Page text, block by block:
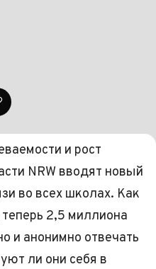
и рост
NRW вводят новый
во всех школах. Как
2,5 миллиона
и анонимно отвечать
ли они себя в